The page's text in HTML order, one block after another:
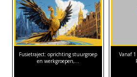
Fusietraject: oprichting stuurgroep
en werkgroepen,…
Vanaf